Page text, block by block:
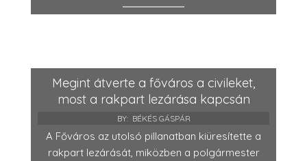
Megint átverte a főváros a civileket,
most a rakpart lezárása kapcsán
BY: BÉKÉS GÁSPÁR
A Főváros az utolsó pillanatban kiüresítette a
rakpart lezárását, miközben a polgármester